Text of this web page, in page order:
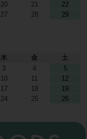
20 21
22
27 28
29
木 金
土
3 4
5
10 11
12
17 18
19
24 25
26